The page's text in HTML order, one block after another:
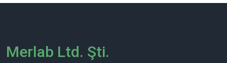
Merlab Ltd. Şti.